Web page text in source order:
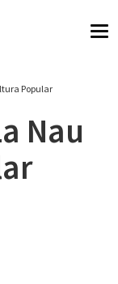
Popular
Nau